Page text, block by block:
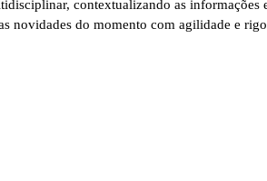
contextualizando as informações
novidades do momento com agilidade e